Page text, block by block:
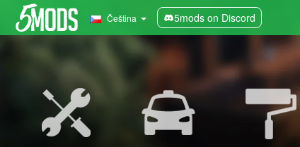
Čeština 5mods on Discord